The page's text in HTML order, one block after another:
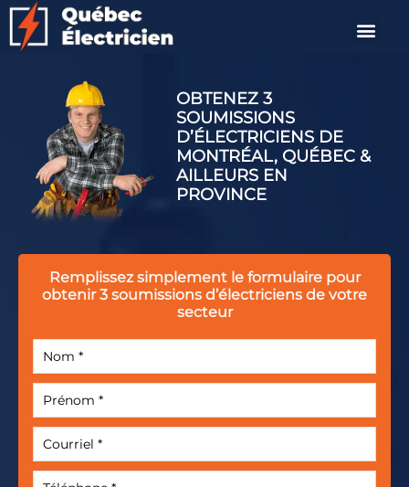
OBTENEZ 3
SOUMISSIONS
D’ÉLECTRICIENS DE
MONTRÉAL, QUÉBEC &
AILLEURS EN
PROVINCE
Remplissez simplement le formulairepour
obtenir 3 soumissions d’électriciens de votre
secteur